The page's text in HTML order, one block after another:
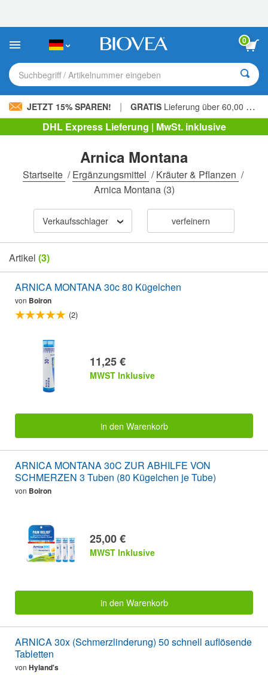
Sie:
Website
ein
Barrierefreiheitssystem.
0
Suchbegriff / Artikelnummer eingeben
JETZT 15% SPAREN! | GRATIS Lieferung über 60,00 € »
DHL Express Lieferung | MwSt. inklusive
Arnica Montana
Startseite /Ergänzungsmittel /Kräuter & Pflanzen /
Arnica Montana(3)
Verkaufsschlager verfeinern
Artikel (3)
ARNICA MONTANA 30c 80 Kügelchen
von Boiron
(2)
11,25 €
MWST Inklusive
in den Warenkorb
ARNICA MONTANA 30C ZUR ABHILFE VON
SCHMERZEN 3 Tuben (80 Kügelchen je Tube)
von Boiron
25,00 €
MWST Inklusive
in den Warenkorb
ARNICA 30x (Schmerzlinderung) 50 schnell auflösende
Tabletten
von Hyland's